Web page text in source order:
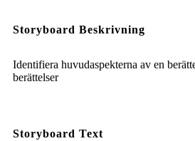
Storyboard Beskrivning
Identifiera huvudaspekterna av en
berättelser
Storyboard Text